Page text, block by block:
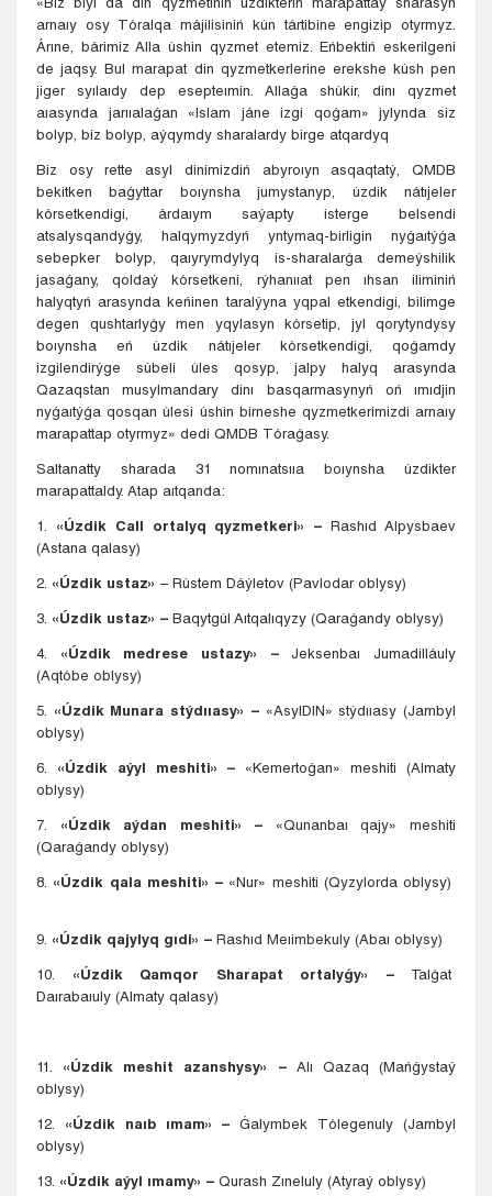
arnaıy osy Tóralqa májilisiniń kún tártibine engizip otyrmyz.
Árıne, bárimiz Alla úshin qyzmet etemiz. Eńbektiń eskerilgeni
de jaqsy. Bul marapat din qyzmetkerlerine erekshe kúsh pen
jiger syılaıdy dep esepteımin. Allaǵa shúkir, dinı qyzmet
aıasynda jarııalaǵan «Islam jáne izgi qoǵam» jylynda siz
bolyp, biz bolyp, aýqymdy sharalardy birge atqardyq
Biz osy rette asyl dinimizdiń abyroıyn asqaqtatý, QMDB
bekitken baǵyttar boıynsha jumystanyp, úzdik nátıjeler
kórsetkendigi, árdaıym saýapty isterge belsendi
atsalysqandyǵy, halqymyzdyń yntymaq-birligin nyǵaıtýǵa
sebepker bolyp, qaıyrymdylyq is-sharalarǵa demeýshilik
jasaǵany, qoldaý kórsetkeni, rýhanııat pen ıhsan iliminiń
halyqtyń arasynda keńinen taralýyna yqpal etkendigi, bilimge
degen qushtarlyǵy men yqylasyn kórsetip, jyl qorytyndysy
boıynsha eń úzdik nátıjeler kórsetkendigi, qoǵamdy
izgilendirýge súbeli úles qosyp, jalpy halyq arasynda
Qazaqstan musylmandary dinı basqarmasynyń oń ımıdjin
nyǵaıtýǵa qosqan úlesi úshin birneshe qyzmetkerimizdi arnaıy
marapattap otyrmyz» dedi QMDB Tóraǵasy.
Saltanatty sharada 31 nomınatsııa boıynsha úzdikter
marapattaldy. Atap aıtqanda:
1.
«Úzdik Call ortalyq qyzmetkeri» –Rashıd Alpysbaev
(Astana qalasy)
2. «Úzdik ustaz» – Rústem Dáýletov (Pavlodar oblysy)
3. «Úzdik ustaz» – Baqytgúl Aıtqalıqyzy (Qaraǵandy oblysy)
4. «Úzdik medrese ustazy» –Jeksenbaı Jumadilláuly
(Aqtóbe oblysy)
5. «Úzdik Munara stýdııasy» – «AsylDIN» stýdııasy (Jambyl
oblysy)
6. «Úzdik aýyl meshiti» – «Kemertoǵan» meshiti (Almaty
oblysy)
7. «Úzdik aýdan meshiti» – «Qunanbaı qajy» meshiti
(Qaraǵandy oblysy)
8. «Úzdik qala meshiti» – «Nur» meshiti (Qyzylorda oblysy)
9. «Úzdik qajylyq gıdi» – Rashıd Meıimbekuly (Abaı oblysy)
10. «Úzdik Qamqor Sharapat ortalyǵy» – Talǵat
Daırabaıuly (Almaty qalasy)
11. «Úzdik meshit azanshysy» – Alı Qazaq (Mańǵystaý
oblysy)
12. «Úzdik naıb ımam» – Ǵalymbek Tólegenuly (Jambyl
oblysy)
13. «Úzdik aýyl ımamy» – Qurash Zıneluly (Atyraý oblysy)